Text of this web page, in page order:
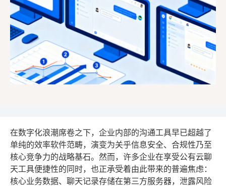
在数字化浪潮席卷之下，企业内部的沟通工具早已超越了
单纯的效率软件范畴，演变为关乎信息安全、合规性乃至
核心竞争力的战略基石。然而，许多企业在享受公有云聊
天工具便捷性的同时，也正承受着由此带来的普遍焦虑：
核心业务数据、聊天记录存储在第三方服务器，泄露风险